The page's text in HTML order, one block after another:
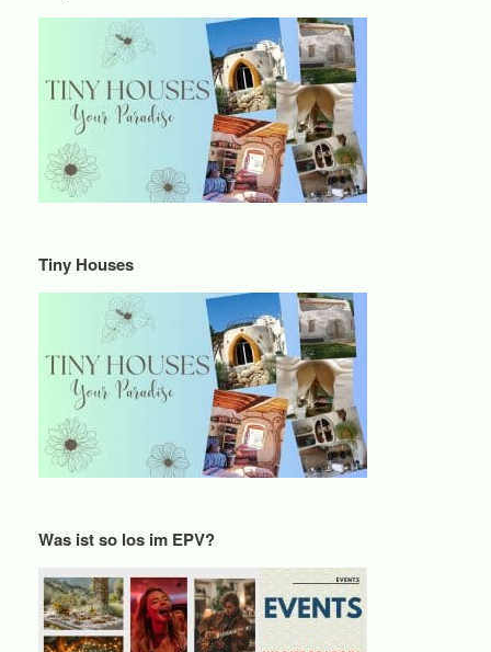
Tiny Houses
Was ist so los im EPV?